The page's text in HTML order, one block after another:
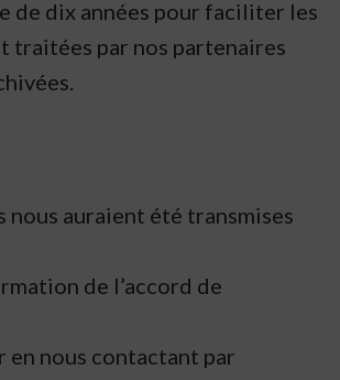
de dix années pour faciliter les
traitées par nos partenaires
nous auraient été transmises
de l’accord de
en nous contactant par